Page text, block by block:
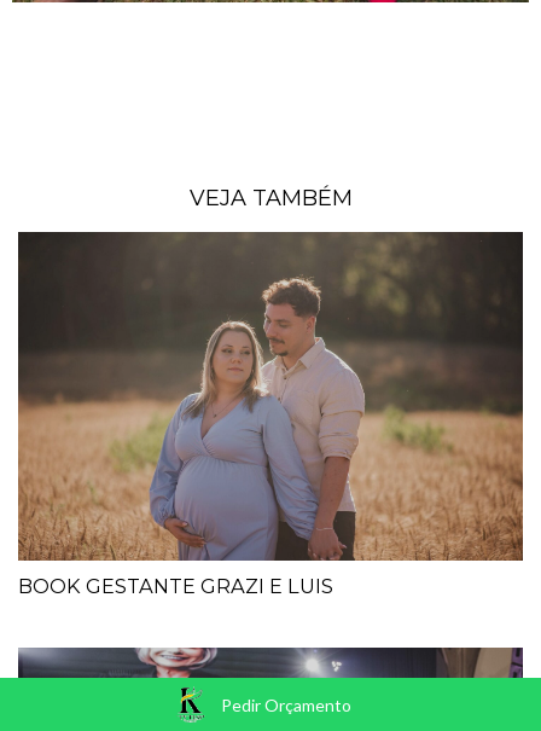
VEJA TAMBÉM
BOOK GESTANTE GRAZI E LUIS
Pedir Orçamento